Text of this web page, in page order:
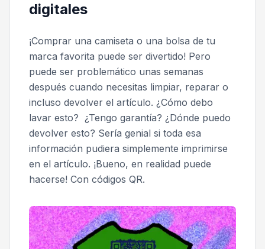
digitales
¡Comprar una camiseta o una bolsa de tu
marca favorita puede ser divertido! Pero
puede ser problemático unas semanas
después cuando necesitas limpiar, reparar o
incluso devolver el artículo. ¿Cómo debo
lavar esto? ¿Tengo garantía? ¿Dónde puedo
devolver esto? Sería genial si toda esa
información pudiera simplemente imprimirse
en el artículo. ¡Bueno, en realidad puede
hacerse! Con códigos QR.